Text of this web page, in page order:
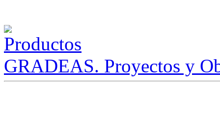
GRADEAS. Proyectos y